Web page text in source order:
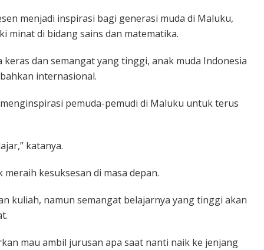
menjadi inspirasi bagi generasi muda di Maluku,
minat di bidang sains dan matematika.
dan semangat yang tinggi, anak muda Indonesia
internasional.
pemuda-pemudi di Maluku untuk terus
katanya.
kesuksesan di masa depan.
kuliah, namun semangat belajarnya yang tinggi akan
mau ambil jurusan apa saat nanti naik ke jenjang